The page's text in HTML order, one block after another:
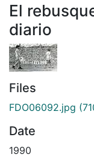
El
diario
Files
FDO06092.jpg
Date
1990